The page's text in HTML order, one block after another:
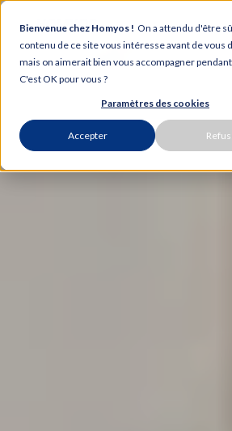
Bienvenue chez Homyos ! On a attendu d'être
contenu de ce site vous intéresse avant de vous
mais on aimerait bien vous accompagner
C'est OK pour vous ?
Paramètres des cookies
Accepter